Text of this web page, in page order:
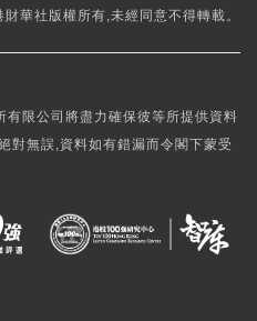
財華社版權所有,未經同意不得轉載。
有限公司將盡力確保彼等所提供資料
對無誤,資料如有錯漏而令閣下蒙受